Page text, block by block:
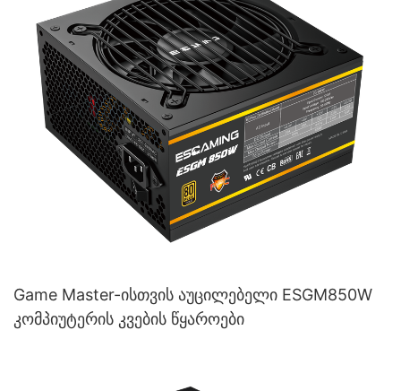
Game Master-ისთვის აუცილებელი ESGM850W
კომპიუტერის კვების წყაროები